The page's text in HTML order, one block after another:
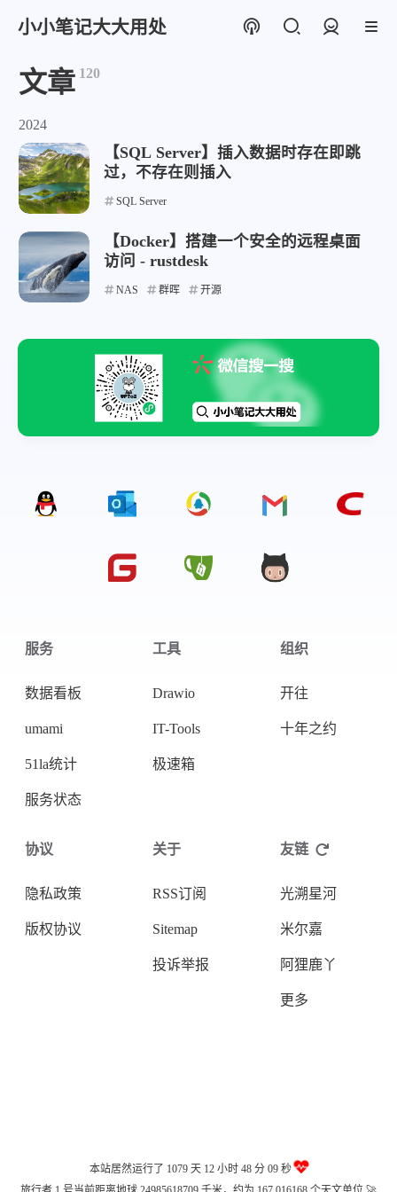
支付宝
小小笔记大大用处
文章 120
2024
【SQL Server】插入数据时存在即跳
过，不存在则插入
SQL Server
【Docker】搭建一个安全的远程桌面
访问 - rustdesk
NAS 群晖 开源
服务
数据看板
umami
51la统计
服务状态
工具
Drawio
IT-Tools
极速箱
组织
开往
十年之约
协议
隐私政策
版权协议
关于
RSS订阅
Sitemap
投诉举报
友链
光溯星河
米尔嘉
阿狸鹿丫
更多
本站居然运行了 1079 天12 小时 48 分 09 秒